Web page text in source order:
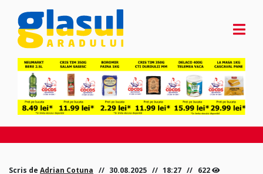
Scris de Adrian Cotuna 30.08.2025 18:27 622